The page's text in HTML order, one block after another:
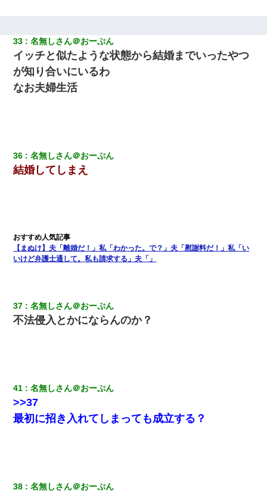
33 名無しさん＠おーぷん
イッチと似たような状態から結婚までいったやつ
が知り合いにいるわ
なお夫婦生活
36 名無しさん＠おーぷん
結婚してしまえ
【まぬけ】夫「離婚だ！」私「わかった。で？」夫「慰謝料だ！」私「い
いけど弁護士通して。私も請求する」夫「」
37 名無しさん＠おーぷん
不法侵入とかにならんのか？
41 名無しさん＠おーぷん
>>37
最初に招き入れてしまっても成立する？
38 名無しさん＠おーぷん